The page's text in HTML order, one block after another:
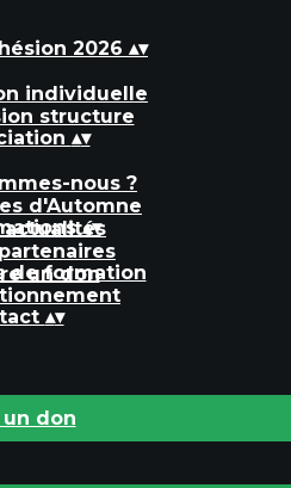
2026 ▴▾
individuelle
structure
▴▾
nous ?
d'Automne
actualités
un don
▴▾
de formation
▴▾
un don